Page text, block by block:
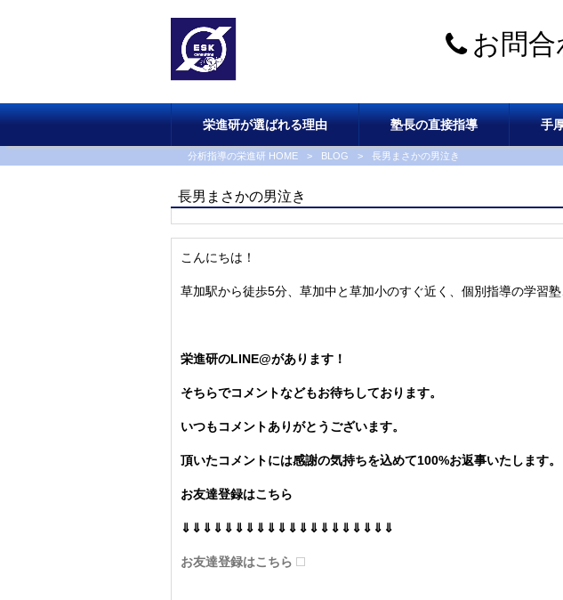
お問合
栄進研が選ばれる理由 塾長の直接指導 手
分析指導の栄進研 HOME > BLOG > 長男まさかの男泣き
長男まさかの男泣き
こんにちは！
草加駅から徒歩5分、草加中と草加小のすぐ近く、個別指導の学習塾
栄進研のLINE@があります！
そちらでコメントなどもお待ちしております。
いつもコメントありがとうございます。
頂いたコメントには感謝の気持ちを込めて100%お返事いたします。
お友達登録はこちら
⇓⇓⇓⇓⇓⇓⇓⇓⇓⇓⇓⇓⇓⇓⇓⇓⇓⇓⇓⇓
お友達登録はこちら